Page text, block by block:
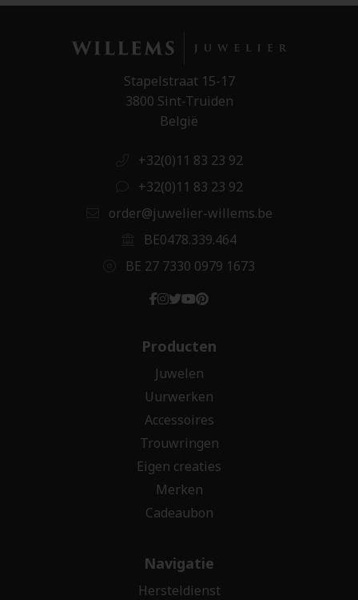
Stapelstraat 15-17
3800 Sint-Truiden
België
+32(0)11 83 23 92
+32(0)11 83 23 92
order@juwelier-willems.be
BE0478.339.464
BE 27 7330 0979 1673
Producten
Juwelen
Uurwerken
Accessoires
Trouwringen
Eigen creaties
Merken
Cadeaubon
Navigatie
Hersteldienst